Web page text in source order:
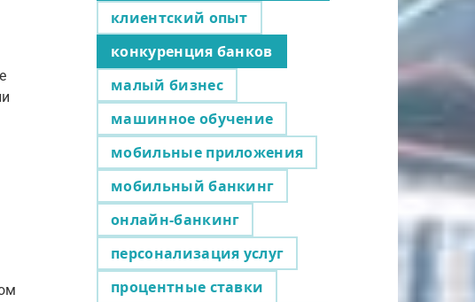
клиентский опыт
конкуренция банков
малый бизнес
машинное обучение
мобильные приложения
мобильный банкинг
онлайн-банкинг
персонализация услуг
процентные ставки